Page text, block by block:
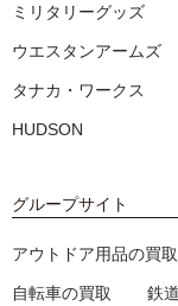
ミリタリーグッズ
ウエスタンアームズ
タナカ・ワークス
HUDSON
グループサイト
アウトドア用品の買取
自転車の買取 鉄